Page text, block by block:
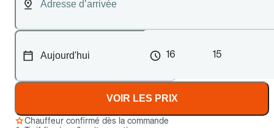
16 15
VOIR LES PRIX
Chauffeur confirmé dès la commande